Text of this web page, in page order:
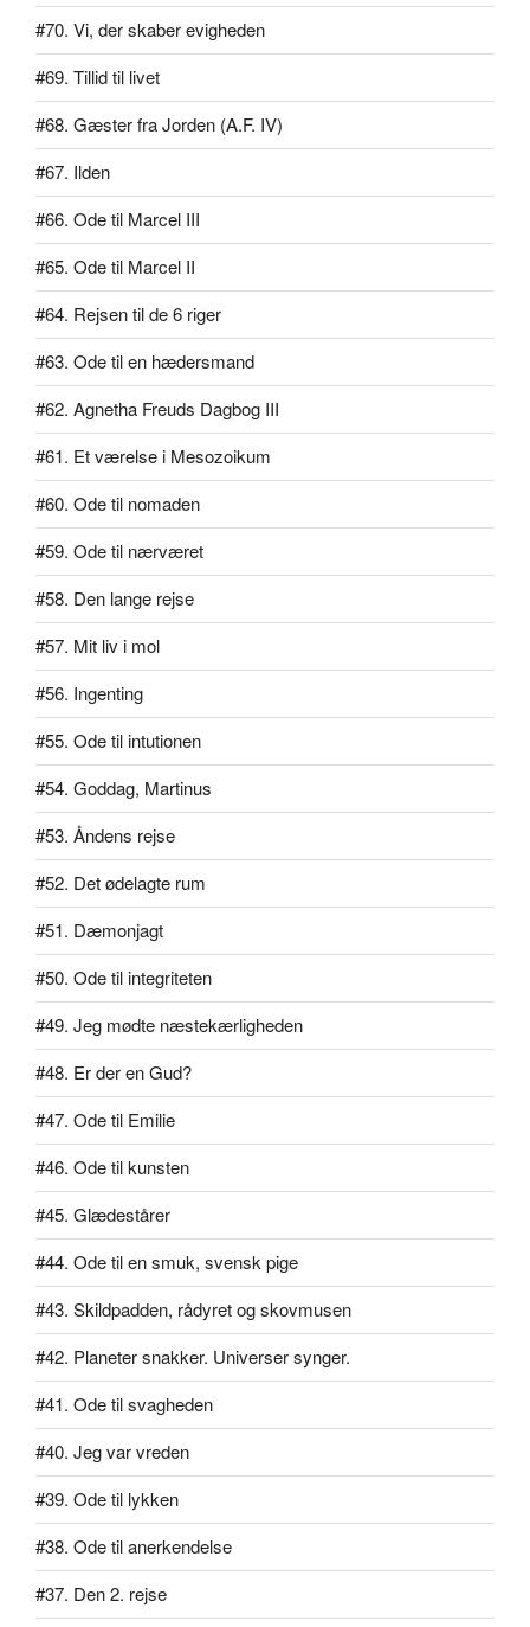
#70. Vi, der skaber evigheden
#69. Tillid til livet
#68. Gæster fra Jorden (A.F. IV)
#67. Ilden
#66. Ode til Marcel III
#65. Ode til Marcel II
#64. Rejsen til de 6 riger
#63. Ode til en hædersmand
#62. Agnetha Freuds Dagbog III
#61. Et værelse i Mesozoikum
#60. Ode til nomaden
#59. Ode til nærværet
#58. Den lange rejse
#57. Mit liv i mol
#56. Ingenting
#55. Ode til intutionen
#54. Goddag, Martinus
#53. Åndens rejse
#52. Det ødelagte rum
#51. Dæmonjagt
#50. Ode til integriteten
#49. Jeg mødte næstekærligheden
#48. Er der en Gud?
#47. Ode til Emilie
#46. Ode til kunsten
#45. Glædestårer
#44. Ode til en smuk, svensk pige
#43. Skildpadden, rådyret og skovmusen
#42. Planeter snakker. Universer synger.
#41. Ode til svagheden
#40. Jeg var vreden
#39. Ode til lykken
#38. Ode til anerkendelse
#37. Den 2. rejse